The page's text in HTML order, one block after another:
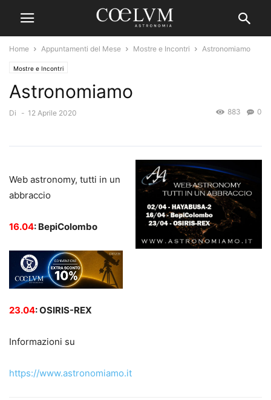
Home Appuntamenti del Mese Mostre e Incontri Astronomiamo
Mostre e Incontri
Astronomiamo
Di - 12 Aprile 2020 0
883
Web astronomy, tutti in un
abbraccio
16.04: BepiColombo
23.04: OSIRIS-REX
Informazioni su
https://www.astronomiamo.it